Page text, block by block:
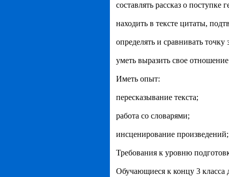
составлять рассказ о поступке
находить в тексте цитаты,
определять и сравнивать точку
уметь выразить свое
Иметь опыт:
пересказывание текста;
работа со словарями;
инсценирование произведений;
Требования к уровню
Обучающиеся к концу 3 класса